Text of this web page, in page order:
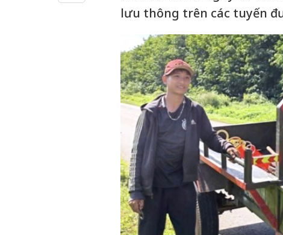
lưu thông trên các tuyến